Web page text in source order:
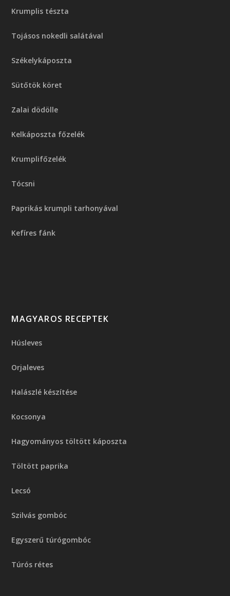
Krumplis tészta
Tojásos nokedli salátával
Székelykáposzta
Sütőtök köret
Zalai dödölle
Kelkáposzta főzelék
Krumplifőzelék
Tócsni
Paprikás krumpli tarhonyával
Kefíres fánk
MAGYAROS RECEPTEK
Húsleves
Orjaleves
Halászlé készítése
Kocsonya
Hagyományos töltött káposzta
Töltött paprika
Lecsó
Szilvás gombóc
Egyszerű túrógombóc
Túrós rétes